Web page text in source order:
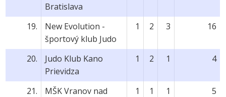
Bratislava
19.
New Evolution -
športový klub Judo
1 2 3 16
20.
Judo Klub Kano
Prievidza
1 2 1 4
21.
MŠK Vranov nad
1 1 1 5